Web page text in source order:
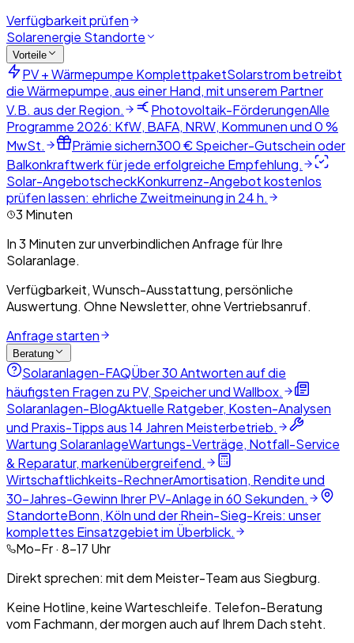
Verfügbarkeit prüfen
Solarenergie Standorte
Vorteile
PV + Wärmepumpe KomplettpaketSolarstrom betreibt
die Wärmepumpe, aus einer Hand, mit unserem Partner
V.B. aus der Region.
Photovoltaik-FörderungenAlle
Programme 2026: KfW, BAFA, NRW, Kommunen und 0 %
MwSt.
Prämie sichern300 € Speicher-Gutschein oder
Balkonkraftwerk für jede erfolgreiche Empfehlung.
Solar-AngebotscheckKonkurrenz-Angebot kostenlos
prüfen lassen: ehrliche Zweitmeinung in 24 h.
3 Minuten
In 3 Minuten zur unverbindlichen Anfrage für Ihre
Solaranlage.
Verfügbarkeit, Wunsch-Ausstattung, persönliche
Auswertung. Ohne Newsletter, ohne Vertriebsanruf.
Anfrage starten
Beratung
Solaranlagen-FAQÜber 30 Antworten auf die
häufigsten Fragen zu PV, Speicher und Wallbox.
Solaranlagen-BlogAktuelle Ratgeber, Kosten-Analysen
und Praxis-Tipps aus 14 Jahren Meisterbetrieb.
Wartung SolaranlageWartungs-Verträge, Notfall-Service
& Reparatur, markenübergreifend.
Wirtschaftlichkeits-RechnerAmortisation, Rendite und
30-Jahres-Gewinn Ihrer PV-Anlage in 60 Sekunden.
StandorteBonn, Köln und der Rhein-Sieg-Kreis: unser
komplettes Einsatzgebiet im Überblick.
Mo–Fr · 8–17 Uhr
Direkt sprechen: mit dem Meister-Team aus Siegburg.
Keine Hotline, keine Warteschleife. Telefon-Beratung
vom Fachmann, der morgen auch auf Ihrem Dach steht.